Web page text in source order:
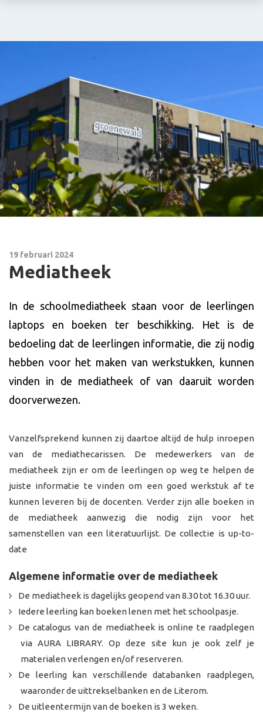
19 februari 2024
Mediatheek
In de schoolmediatheek staan voor de leerlingen
laptops en boeken ter beschikking. Het is de
bedoeling dat de leerlingen informatie, die zij nodig
hebben voor het maken van werkstukken, kunnen
vinden in de mediatheek of van daaruit worden
doorverwezen.
Vanzelfsprekend kunnen zij daartoe altijd de hulp inroepen
van de mediathecarissen. De medewerkers van de
mediatheek zijn er om de leerlingen op weg te helpen de
juiste informatie te vinden om een goed werkstuk af te
kunnen leveren bij de docenten. Verder zijn alle boeken in
de mediatheek aanwezig die nodig zijn voor het
samenstellen van een literatuurlijst. De collectie is up-to-
date
Algemene informatie over de mediatheek
De mediatheek is dagelijks geopend van 8.30 tot 16.30 uur.
Iedere leerling kan boeken lenen met het schoolpasje.
De catalogus van de mediatheek is online te raadplegen
via AURA LIBRARY. Op deze site kun je ook zelf je
materialen verlengen en/of reserveren.
De leerling kan verschillende databanken raadplegen,
waaronder de uittrekselbanken en de Literom.
De uitleentermijn van de boeken is 3 weken.